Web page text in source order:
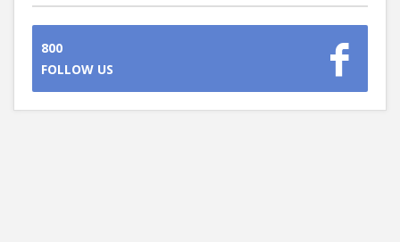
800
FOLLOW US